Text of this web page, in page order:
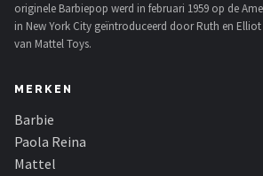
originele Barbiepop werd in februari 1959 op de
in New York City geïntroduceerd door Ruth en
van Mattel Toys.
MERKEN
Barbie
Paola Reina
Mattel